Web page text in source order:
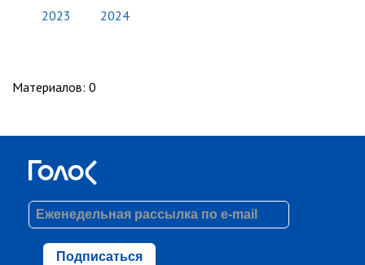
2023 2024
Материалов: 0
Подписаться